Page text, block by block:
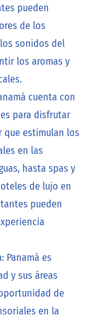
pueden
de los
sonidos del
los aromas y
cuenta con
para disfrutar
que estimulan los
en las
hasta spas y
de lujo en
pueden
Panamá es
y sus áreas
de
en la